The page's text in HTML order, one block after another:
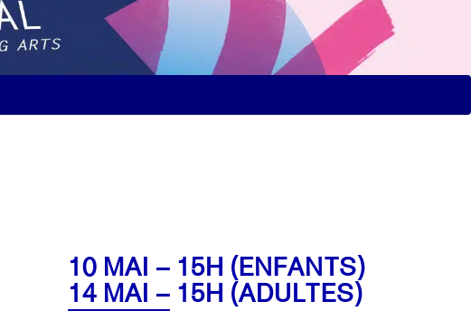
10 MAI – 15H (ENFANTS)
14 MAI – 15H (ADULTES)